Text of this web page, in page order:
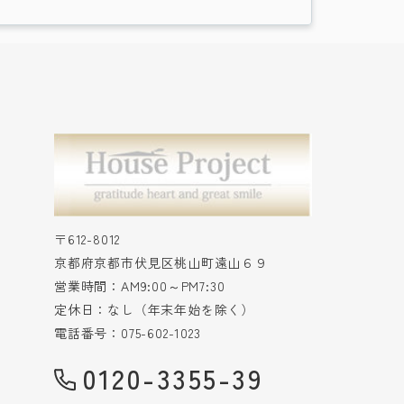
〒612-8012
京都府京都市伏見区桃山町遠山６９
営業時間：AM9:00～PM7:30
定休日：なし（年末年始を除く）
電話番号：075-602-1023
0120-3355-39